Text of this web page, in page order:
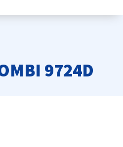
9724D